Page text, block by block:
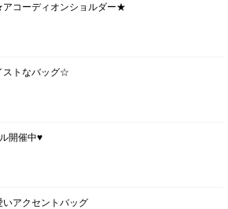
コーディオンショルダー★
ストなバッグ☆
開催中♥
いアクセントバッグ